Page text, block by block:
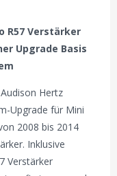
R57 Verstärker
Upgrade Basis
Hertz
Upgrade für Mini
2008 bis 2014
Inklusive
Verstärker